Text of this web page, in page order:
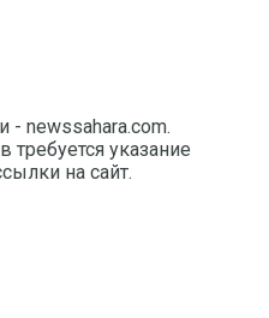
newssahara.com.
указание
на сайт.